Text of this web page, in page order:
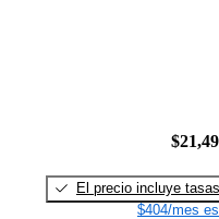
El precio incluye tasas
$404/mes